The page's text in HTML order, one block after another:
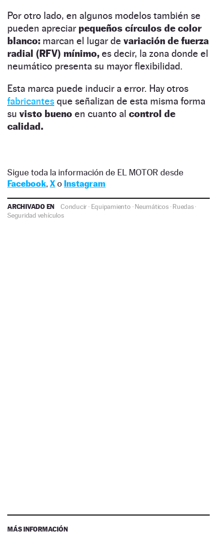
Por otro lado, en algunos modelos también se
pueden apreciar pequeños círculos de color
blanco: marcan el lugar de variación de fuerza
radial (RFV) mínimo, es decir, la zona donde el
neumático presenta su mayor flexibilidad.
Esta marca puede inducir a error. Hay otros
fabricantes que señalizan de esta misma forma
su visto bueno en cuanto al control de
calidad.
Sigue toda la información de EL MOTOR desde
Facebook, Xo Instagram
ARCHIVADO EN Conducir · Equipamiento ·Neumáticos·Ruedas·
Seguridad vehículos
MÁS INFORMACIÓN